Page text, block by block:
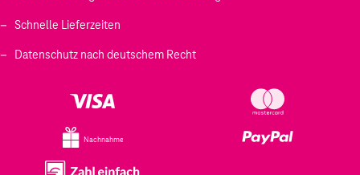
Schnelle Lieferzeiten
Datenschutz nach deutschem Recht
Nachnahme